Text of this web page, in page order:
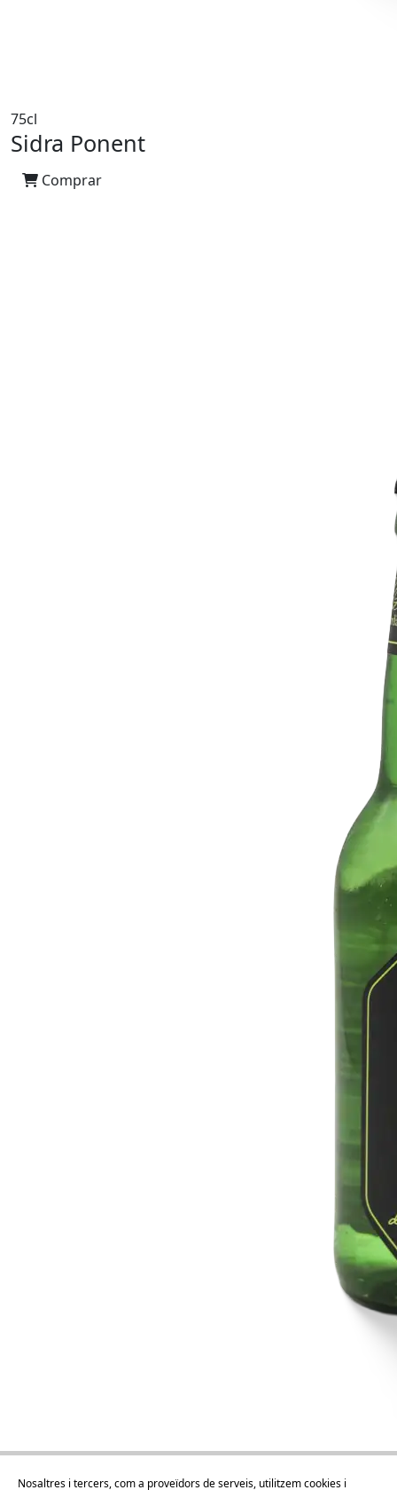
75cl
Sidra Ponent
Comprar
Nosaltres i tercers, com a proveïdors de serveis, utilitzem cookies i